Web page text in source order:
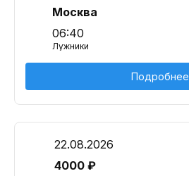
Москва
06:40
Лужники
Подробнее
22.08.2026
4000 ₽